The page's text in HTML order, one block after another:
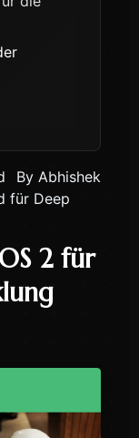
By Abhishek
für Deep
2 für